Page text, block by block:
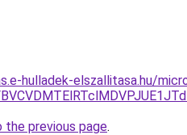
hulladek-elszallitasa.hu/
the previous page.